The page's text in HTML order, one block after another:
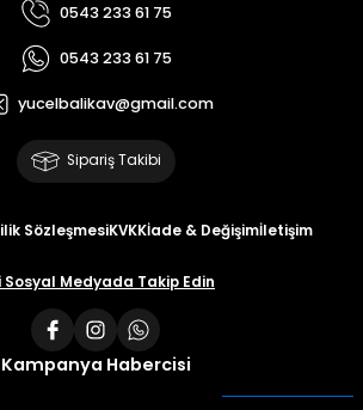
0543 233 61 75
0543 233 61 75
yucelbalikav@gmail.com
Sipariş Takibi
SözleşmesiKVKKİade & Değişimİletişim
Sosyal Medyada Takip Edin
Kampanya Habercisi